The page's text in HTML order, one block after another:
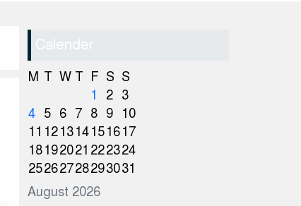
Calender
August 2026
M T W T F S S
1
2 3
4 5 6 7 8 9
10
11 121314151617
18192021 222324
25262728293031